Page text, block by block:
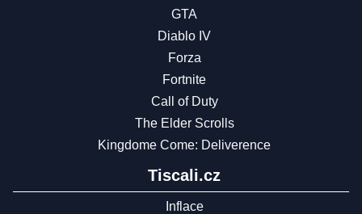
GTA
Diablo IV
Forza
Fortnite
Call of Duty
The Elder Scrolls
Kingdome Come: Deliverence
Tiscali.cz
Inflace